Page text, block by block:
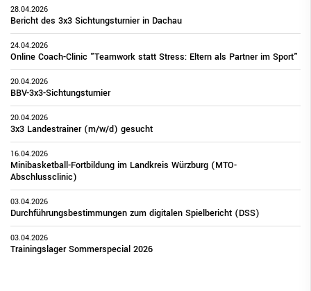
28.04.2026
Bericht des 3x3 Sichtungsturnier in Dachau
24.04.2026
Online Coach-Clinic "Teamwork statt Stress: Eltern als Partner im Sport"
20.04.2026
BBV-3x3-Sichtungsturnier
20.04.2026
3x3 Landestrainer (m/w/d) gesucht
16.04.2026
Minibasketball-Fortbildung im Landkreis Würzburg (MTO-
Abschlussclinic)
03.04.2026
Durchführungsbestimmungen zum digitalen Spielbericht (DSS)
03.04.2026
Trainingslager Sommerspecial 2026